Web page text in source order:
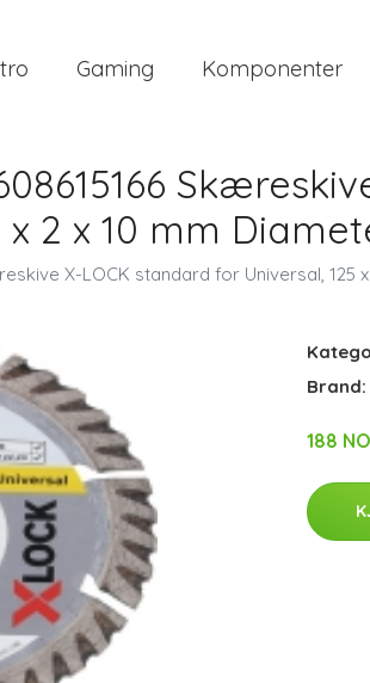
Gaming Komponenter
x 2 x 10 mm
X-LOCK standard for Universal, 125
Brand:
188